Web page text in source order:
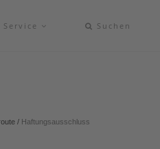
Service Suchen
/ Haftungsausschluss